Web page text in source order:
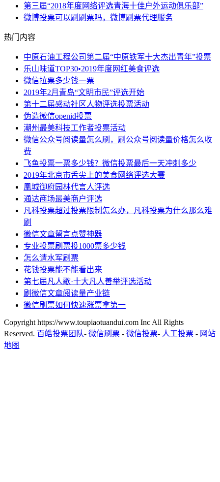
第三届“2018年度网络评选青海十佳户外运动俱乐部”
微博投票可以刷刷票吗，微博刷票代理服务
热门内容
中原石油工程公司第二届“中原铁军十大杰出青年”投票
乐山味道TOP30•2019年度网红美食评选
微信拉票多少钱一票
2019年2月青岛“文明市民”评选开始
第十二届感动社区人物评选投票活动
伪造微信openid投票
潮州最美科技工作者投票活动
微信公众号阅读量怎么刷，刷公众号阅读量价格怎么收
费
飞鱼投票一票多少钱？微信投票最后一天冲刺多少
2019年北京市舌尖上的美食网络评选大赛
凰城御府园林代言人评选
通达商场最美商户评选
凡科投票超过投票限制怎么办，凡科投票为什么那么难
刷
微信文章留言点赞神器
专业投票刷票投1000票多少钱
怎么请水军刷票
花钱投票能不能看出来
第七届凡人歌·十大凡人善举评选活动
刷微信文章阅读量产业链
微信刷票如何快速涨票拿第一
Copyright https://www.toupiaotuandui.com Inc All Rights
Reserved. 百皓投票团队- 微信刷票 - 微信投票- 人工投票 - 网站
地图